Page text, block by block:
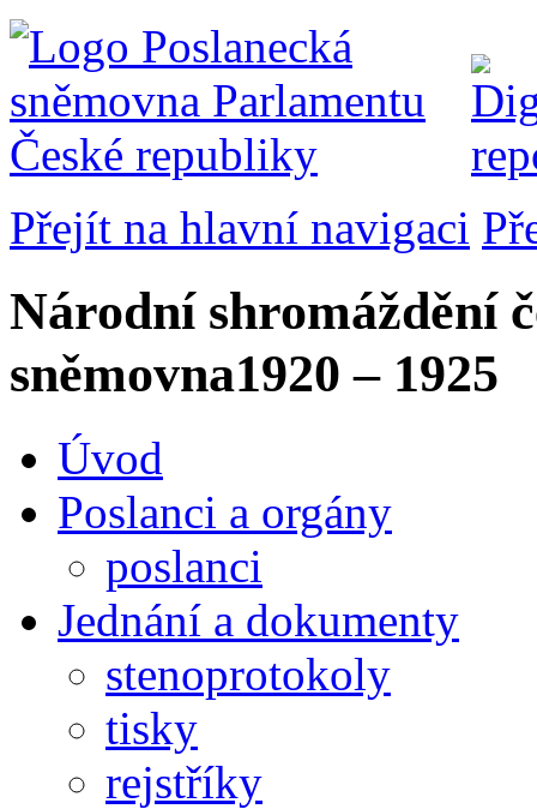
Přejít na hlavní navigaci
Národní shromáždění
sněmovna1920 – 1925
Úvod
Poslanci a orgány
poslanci
Jednání a dokumenty
stenoprotokoly
tisky
rejstříky